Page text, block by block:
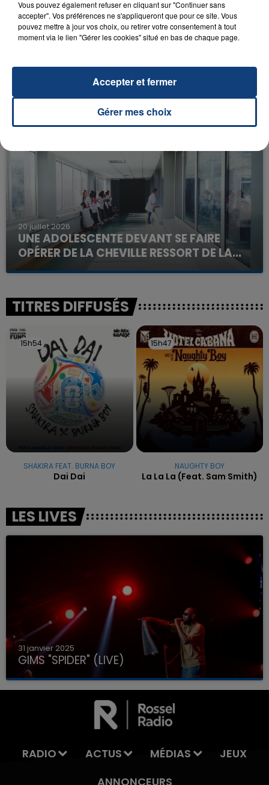
INCENDIE MORTEL À LENS : UNE FEMME ET
SON BÉBÉ ENTRE LA VIE ET LA...
Un homme s'est immolé par le feu après avoir
aspergé sa compagne et leur bébé de trois mois
20 juillet 2026
UNE ADOLESCENTE DEVANT SE FAIRE
OPÉRER DE LA CHEVILLE RESSORT DE LA...
La famille a porté plainte contre la clinique qui a
excuses.
TITRES DIFFUSÉS
15h54
15h54
SHAKIRA FEAT. BURNA BOY
Dai Dai
15h47
15h47
NAUGHTY BOY
La La La (feat. Sam Smith)
LES LIVES
31 janvier 2025
GIMS "SPIDER" (LIVE)
RADIO ACTUS MÉDIAS
JEUX
ANNONCEURS
Vous pouvez également refuser en cliquant sur "Continuer sans
accepter". Vos préférences ne s'appliqueront que pour ce site. Vous
pouvez mettre à jour vos choix, ou retirer votre consentement à tout
moment via le lien "Gérer les cookies" situé en bas de chaque page.
Gérer mes choix
Accepter et fermer